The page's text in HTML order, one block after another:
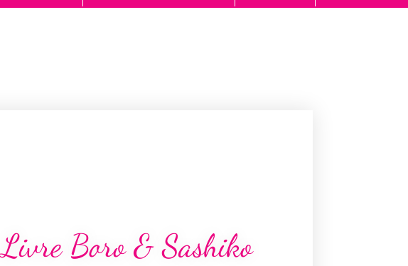
Livre Boro & Sashiko